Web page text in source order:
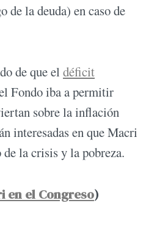
la deuda) en caso de
de que el déficit
Fondo iba a permitir
sobre la inflación
interesadas en que Macri
la crisis y la pobreza.
en el Congreso)